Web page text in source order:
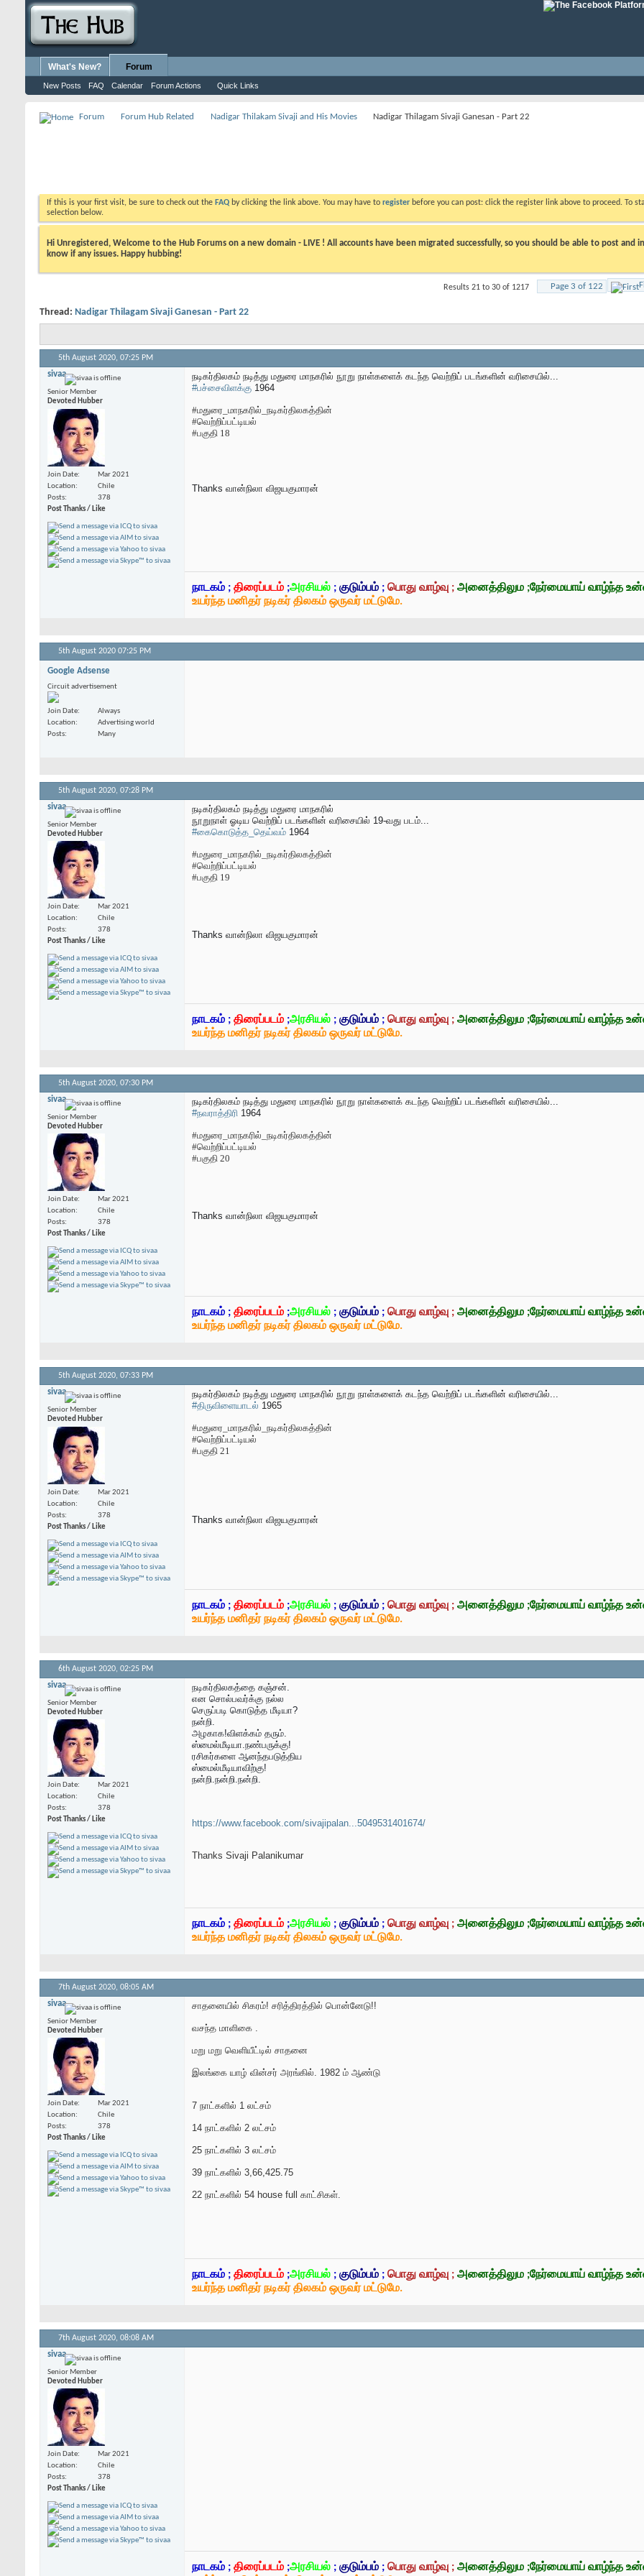
What's New? Forum
New Posts FAQ Calendar Forum Actions Quick Links
Forum Forum Hub Related Nadigar Thilakam Sivaji and His Movies Nadigar Thilagam Sivaji Ganesan - Part 22
If this is your first visit, be sure to check out the FAQ by clicking the link above. You may have to register before you can post: click the register link above to proceed. To
selection below.
Hi Unregistered, Welcome to the Hub Forums on a new domain - LIVE ! All accounts have been migrated successfully, so you should be able to post and
know if any issues. Happy hubbing!
Page 3 of 122
Results 21 to 30 of 1217
Thread: Nadigar Thilagam Sivaji Ganesan - Part 22
5th August 2020, 07:25 PM
sivaa
Senior Member
Devoted Hubber
Join Date
Mar 2021
Location
Chile
Posts
378
Post Thanks / Like
நடிகர்திலகம் நடித்து மதுரை மாநகரில் நூறு நாள்களைக் கடந்த வெற்றிப் படங்களின் வரிசையில்...
#பச்சைவிளக்கு 1964
#மதுரை_மாநகரில்_நடிகர்திலகத்தின்
#வெற்றிப்பட்டியல்
#பகுதி 18
Thanks வான்நிலா விஜயகுமாரன்
நாடகம் ; திரைப்படம் ;அரசியல் ; குடும்பம் ; பொது வாழ்வு ; அனைத்திலும ;நேர்மையாய் வாழ்ந்த
உயர்ந்த மனிதர் நடிகர் திலகம் ஒருவர் மட்டுமே.
5th August 2020 07:25 PM
Google Adsense
Circuit advertisement
Join Date
Always
Location
Advertising world
Posts
Many
5th August 2020, 07:28 PM
sivaa
Senior Member
Devoted Hubber
Join Date
Mar 2021
Location
Chile
Posts
378
Post Thanks / Like
நடிகர்திலகம் நடித்து மதுரை மாநகரில்
நூறுநாள் ஓடிய வெற்றிப் படங்களின் வரிசையில் 19-வது படம்...
#கைகொடுத்த_தெய்வம் 1964
#மதுரை_மாநகரில்_நடிகர்திலகத்தின்
#வெற்றிப்பட்டியல்
#பகுதி 19
Thanks வான்நிலா விஜயகுமாரன்
நாடகம் ; திரைப்படம் ;அரசியல் ; குடும்பம் ; பொது வாழ்வு ; அனைத்திலும ;நேர்மையாய் வாழ்ந்த
உயர்ந்த மனிதர் நடிகர் திலகம் ஒருவர் மட்டுமே.
5th August 2020, 07:30 PM
sivaa
Senior Member
Devoted Hubber
Join Date
Mar 2021
Location
Chile
Posts
378
Post Thanks / Like
நடிகர்திலகம் நடித்து மதுரை மாநகரில் நூறு நாள்களைக் கடந்த வெற்றிப் படங்களின் வரிசையில்...
#நவராத்திரி 1964
#மதுரை_மாநகரில்_நடிகர்திலகத்தின்
#வெற்றிப்பட்டியல்
#பகுதி 20
Thanks வான்நிலா விஜயகுமாரன்
நாடகம் ; திரைப்படம் ;அரசியல் ; குடும்பம் ; பொது வாழ்வு ; அனைத்திலும ;நேர்மையாய் வாழ்ந்த
உயர்ந்த மனிதர் நடிகர் திலகம் ஒருவர் மட்டுமே.
5th August 2020, 07:33 PM
sivaa
Senior Member
Devoted Hubber
Join Date
Mar 2021
Location
Chile
Posts
378
Post Thanks / Like
நடிகர்திலகம் நடித்து மதுரை மாநகரில் நூறு நாள்களைக் கடந்த வெற்றிப் படங்களின் வரிசையில்...
#திருவிளையாடல் 1965
#மதுரை_மாநகரில்_நடிகர்திலகத்தின்
#வெற்றிப்பட்டியல்
#பகுதி 21
Thanks வான்நிலா விஜயகுமாரன்
நாடகம் ; திரைப்படம் ;அரசியல் ; குடும்பம் ; பொது வாழ்வு ; அனைத்திலும ;நேர்மையாய் வாழ்ந்த
உயர்ந்த மனிதர் நடிகர் திலகம் ஒருவர் மட்டுமே.
6th August 2020, 02:25 PM
sivaa
Senior Member
Devoted Hubber
Join Date
Mar 2021
Location
Chile
Posts
378
Post Thanks / Like
நடிகர்திலகத்தை கஞ்சன்.
என சொல்பவர்க்கு நல்ல
செருப்படி கொடுத்த மீடியா?
நன்றி.
அழகாக!விளக்கம் தரும்.
ஸ்மைல்மீடியா.நண்பருக்கு!
ரசிகர்களை ஆனந்தபடுத்திய
ஸ்மைல்மீடியாவிற்கு!
நன்றி.நன்றி.நன்றி.
https://www.facebook.com/sivajipalan...5049531401674/
Thanks Sivaji Palanikumar
நாடகம் ; திரைப்படம் ;அரசியல் ; குடும்பம் ; பொது வாழ்வு ; அனைத்திலும ;நேர்மையாய் வாழ்ந்த
உயர்ந்த மனிதர் நடிகர் திலகம் ஒருவர் மட்டுமே.
7th August 2020, 08:05 AM
sivaa
Senior Member
Devoted Hubber
Join Date
Mar 2021
Location
Chile
Posts
378
Post Thanks / Like
சாதனையில் சிகரம்! சரித்திரத்தில் பொன்னேடு!!
வசந்த மாளிகை .
மறு மறு வெளியீட்டில் சாதனை
இலங்கை யாழ் வின்சர் அரங்கில். 1982 ம் ஆண்டு
7 நாட்களில் 1 லட்சம்
14 நாட்களில் 2 லட்சம்
25 நாட்களில் 3 லட்சம்
39 நாட்களில் 3,66,425.75
22 நாட்களில் 54 house full காட்சிகள்.
நாடகம் ; திரைப்படம் ;அரசியல் ; குடும்பம் ; பொது வாழ்வு ; அனைத்திலும ;நேர்மையாய் வாழ்ந்த
உயர்ந்த மனிதர் நடிகர் திலகம் ஒருவர் மட்டுமே.
7th August 2020, 08:08 AM
sivaa
Senior Member
Devoted Hubber
Join Date
Mar 2021
Location
Chile
Posts
378
Post Thanks / Like
நாடகம் ; திரைப்படம் ;அரசியல் ; குடும்பம் ; பொது வாழ்வு ; அனைத்திலும ;நேர்மையாய் வாழ்ந்த